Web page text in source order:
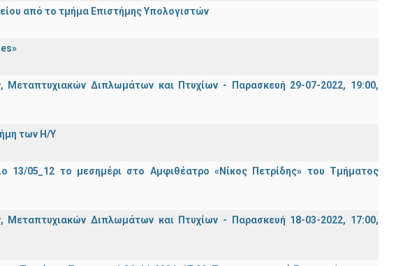
από το τμήμα Επιστήμης Υπολογιστών
Διπλωμάτων και Πτυχίων - Παρασκευή 29-07-2022, 19:00,
των Η/Υ
05_12 το μεσημέρι στο Αμφιθέατρο «Νίκος Πετρίδης» του Τμήματος
Διπλωμάτων και Πτυχίων - Παρασκευή 18-03-2022, 17:00,